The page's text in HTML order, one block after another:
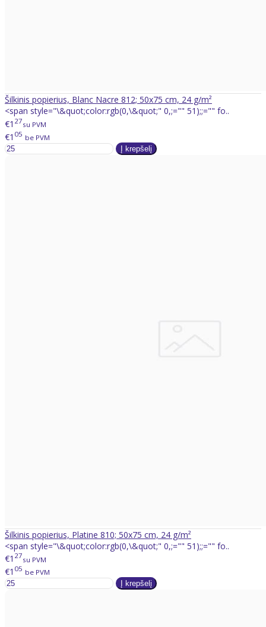
Šilkinis popierius, Blanc Nacre 812; 50x75 cm, 24 g/m²
<span style="\&quot;color:rgb(0,\&quot;" 0,;="" 51);;="" fo..
€1 27su PVM
€1 05 be PVM
Šilkinis popierius, Platine 810; 50x75 cm, 24 g/m²
<span style="\&quot;color:rgb(0,\&quot;" 0,;="" 51);;="" fo..
€1 27su PVM
€1 05 be PVM